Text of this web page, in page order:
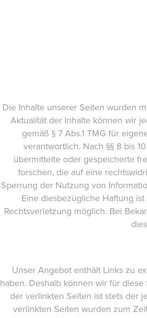
Die Inhalte unserer Seiten wurden
Aktualität der Inhalte können wir
gemäß § 7 Abs.1 TMG für
verantwortlich. Nach §§ 8 bis
übermittelte oder gespeicherte
forschen, die auf eine
Sperrung der Nutzung von
Eine diesbezügliche Haftung
Rechtsverletzung möglich. Bei
Unser Angebot enthält Links zu
haben. Deshalb können wir für
der verlinkten Seiten ist stets der
verlinkten Seiten wurden zum